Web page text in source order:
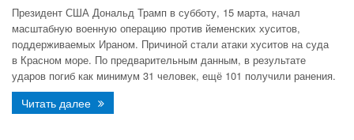
Президент США Дональд Трамп в субботу, 15 марта, начал
масштабную военную операцию против йеменских хуситов,
поддерживаемых Ираном. Причиной стали атаки хуситов на суда
в Красном море. По предварительным данным, в результате
ударов погиб как минимум 31 человек, ещё 101 получили ранения.
Читать далее